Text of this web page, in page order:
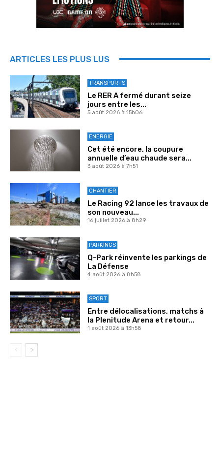
ARTICLES LES PLUS LUS
TRANSPORTS
Le RER A fermé durant seize
jours entre les...
5 août 2026 à 15h06
ENERGIE
Cet été encore, la coupure
annuelle d’eau chaude sera...
3 août 2026 à 7h51
CHANTIER
Le Racing 92 lance les travaux de
son nouveau...
16 juillet 2026 à 8h29
PARKINGS
Q-Park réinvente les parkings de
La Défense
4 août 2026 à 8h58
SPORT
Entre délocalisations, matchs à
la Plenitude Arena et retour...
1 août 2026 à 13h58